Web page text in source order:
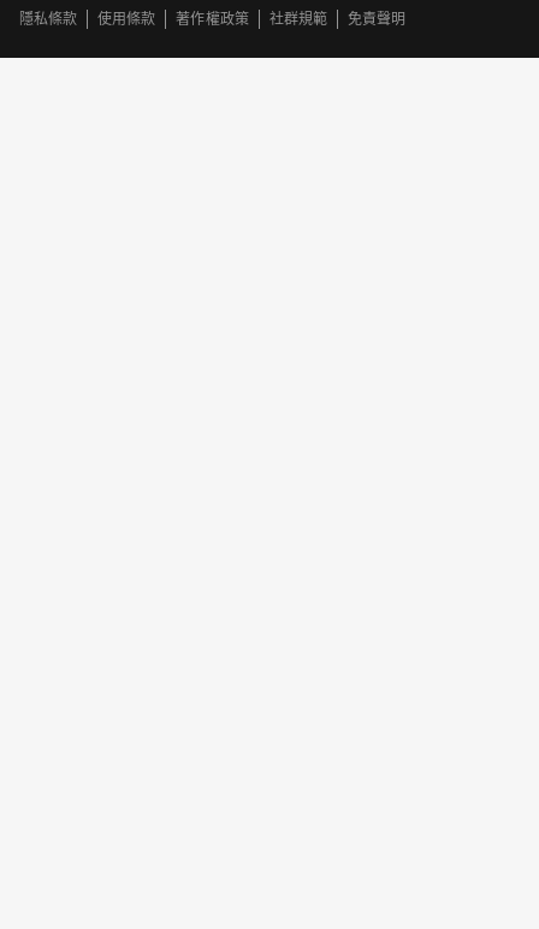
隱私條款
使用條款 著作權政策 社群規範 免責聲明